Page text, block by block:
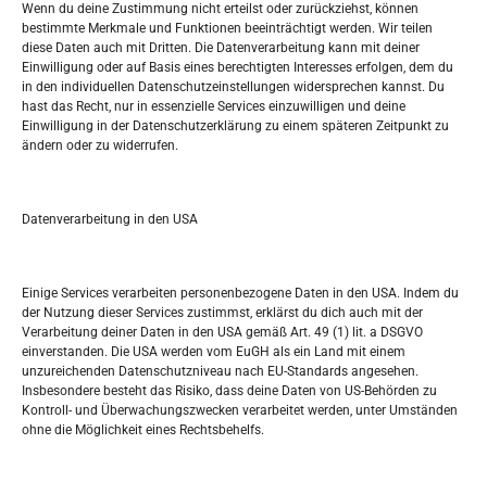
Wenn du deine Zustimmung nicht erteilst oder zurückziehst, können
bestimmte Merkmale und Funktionen beeinträchtigt werden. Wir teilen
diese Daten auch mit Dritten. Die Datenverarbeitung kann mit deiner
Einwilligung oder auf Basis eines berechtigten Interesses erfolgen, dem du
in den individuellen Datenschutzeinstellungen widersprechen kannst. Du
hast das Recht, nur in essenzielle Services einzuwilligen und deine
Einwilligung in der Datenschutzerklärung zu einem späteren Zeitpunkt zu
ändern oder zu widerrufen.
Datenverarbeitung in den USA
Einige Services verarbeiten personenbezogene Daten in den USA. Indem du
der Nutzung dieser Services zustimmst, erklärst du dich auch mit der
Verarbeitung deiner Daten in den USA gemäß Art. 49 (1) lit. a DSGVO
einverstanden. Die USA werden vom EuGH als ein Land mit einem
unzureichenden Datenschutzniveau nach EU-Standards angesehen.
Insbesondere besteht das Risiko, dass deine Daten von US-Behörden zu
Kontroll- und Überwachungszwecken verarbeitet werden, unter Umständen
ohne die Möglichkeit eines Rechtsbehelfs.
Tko je “Idemo u Svijet – Njemačka?
Pretražite stranicu:
S
AUGUST 2024
M D M D F S
1 2 3
5 6 7 8 9 10 11